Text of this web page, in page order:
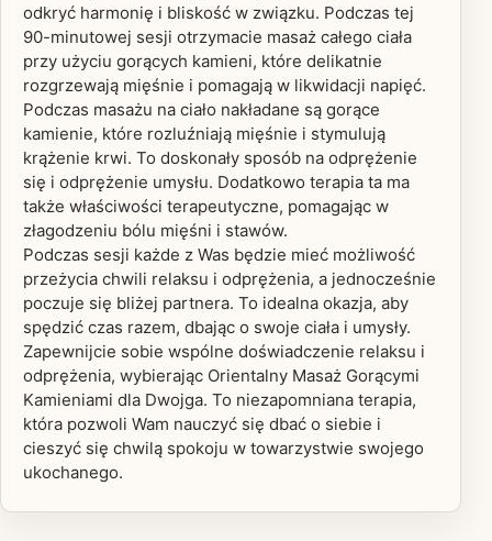
odkryć harmonię i bliskość w związku. Podczas tej
90-minutowej sesji otrzymacie masaż całego ciała
przy użyciu gorących kamieni, które delikatnie
rozgrzewają mięśnie i pomagają w likwidacji napięć.
Podczas masażu na ciało nakładane są gorące
kamienie, które rozluźniają mięśnie i stymulują
krążenie krwi. To doskonały sposób na odprężenie
się i odprężenie umysłu. Dodatkowo terapia ta ma
także właściwości terapeutyczne, pomagając w
złagodzeniu bólu mięśni i stawów.
Podczas sesji każde z Was będzie mieć możliwość
przeżycia chwili relaksu i odprężenia, a jednocześnie
poczuje się bliżej partnera. To idealna okazja, aby
spędzić czas razem, dbając o swoje ciała i umysły.
Zapewnijcie sobie wspólne doświadczenie relaksu i
odprężenia, wybierając Orientalny Masaż Gorącymi
Kamieniami dla Dwojga. To niezapomniana terapia,
która pozwoli Wam nauczyć się dbać o siebie i
cieszyć się chwilą spokoju w towarzystwie swojego
ukochanego.